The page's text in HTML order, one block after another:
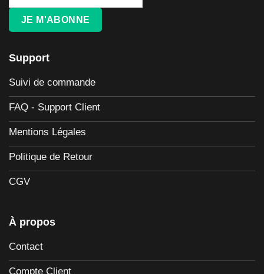
JE M'ABONNE
Support
Suivi de commande
FAQ - Support Client
Mentions Légales
Politique de Retour
CGV
À propos
Contact
Compte Client